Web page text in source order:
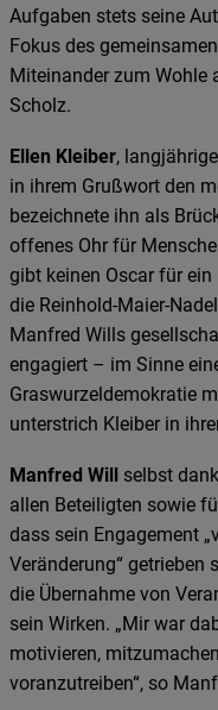
Aufgaben stets seine
Fokus des
Miteinander zum Wohle
Scholz.
Ellen Kleiber,
in ihrem Grußwort den
bezeichnete ihn als
offenes Ohr für
gibt keinen Oscar für
die Reinhold-Maier-
Manfred Wills
engagiert – im Sinne
Graswurzeldemokratie
unterstrich Kleiber in
Manfred Will selbst
allen Beteiligten sowie
dass sein Engagement
Veränderung“ getrieben
die Übernahme von
sein Wirken. „Mir war
motivieren,
voranzutreiben“, so